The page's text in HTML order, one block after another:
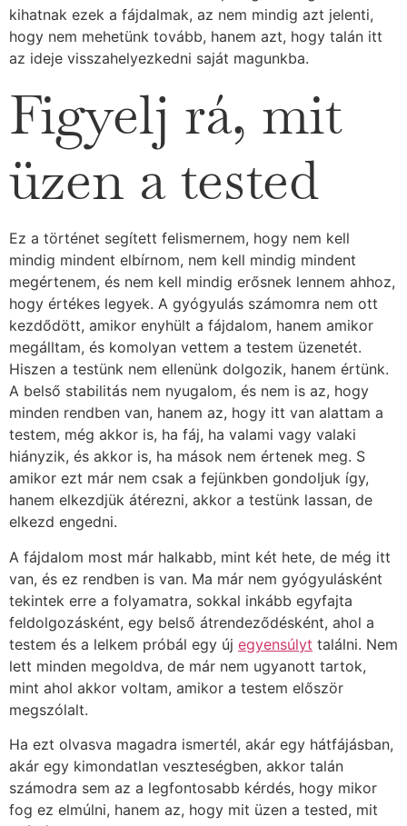
kihatnak ezek a fájdalmak, az nem mindig azt jelenti,
hogy nem mehetünk tovább, hanem azt, hogy talán itt
az ideje visszahelyezkedni saját magunkba.
Figyelj rá, mit
üzen a tested
Ez a történet segített felismernem, hogy nem kell
mindig mindent elbírnom, nem kell mindig mindent
megértenem, és nem kell mindig erősnek lennem ahhoz,
hogy értékes legyek. A gyógyulás számomra nem ott
kezdődött, amikor enyhült a fájdalom, hanem amikor
megálltam, és komolyan vettem a testem üzenetét.
Hiszen a testünk nem ellenünk dolgozik, hanem értünk.
A belső stabilitás nem nyugalom, és nem is az, hogy
minden rendben van, hanem az, hogy itt van alattam a
testem, még akkor is, ha fáj, ha valami vagy valaki
hiányzik, és akkor is, ha mások nem értenek meg. S
amikor ezt már nem csak a fejünkben gondoljuk így,
hanem elkezdjük átérezni, akkor a testünk lassan, de
elkezd engedni.
A fájdalom most már halkabb, mint két hete, de még itt
van, és ez rendben is van. Ma már nem gyógyulásként
tekintek erre a folyamatra, sokkal inkább egyfajta
feldolgozásként, egy belső átrendeződésként, ahol a
testem és a lelkem próbál egy új egyensúlyt találni. Nem
lett minden megoldva, de már nem ugyanott tartok,
mint ahol akkor voltam, amikor a testem először
megszólalt.
Ha ezt olvasva magadra ismertél, akár egy hátfájásban,
akár egy kimondatlan veszteségben, akkor talán
számodra sem az a legfontosabb kérdés, hogy mikor
fog ez elmúlni, hanem az, hogy mit üzen a tested, mit